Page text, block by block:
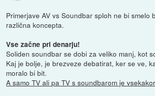
Primerjave AV vs Soundbar sploh ne bi smelo
različna koncepta.
Vse začne pri denarju!
Soliden soundbar se dobi za veliko manj, kot
Kaj je bolje, je brezveze debatirat, ker se ve,
moralo bi bit.
A samo TV ali pa TV s soundbarom je